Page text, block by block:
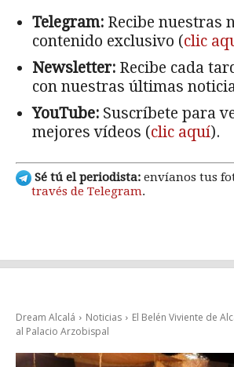
Telegram: Recibe nuestras
contenido exclusivo (clic
Newsletter: Recibe cada
con nuestras últimas
YouTube: Suscríbete para
mejores vídeos (clic aquí).
Sé tú el periodista: envíanos tus
través de Telegram.